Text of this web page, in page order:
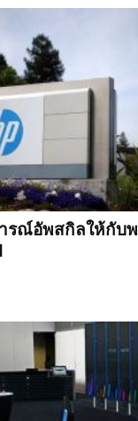
รณ์อัพสกิลให้กับ